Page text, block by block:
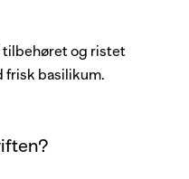
tilbehøret og ristet
frisk basilikum.